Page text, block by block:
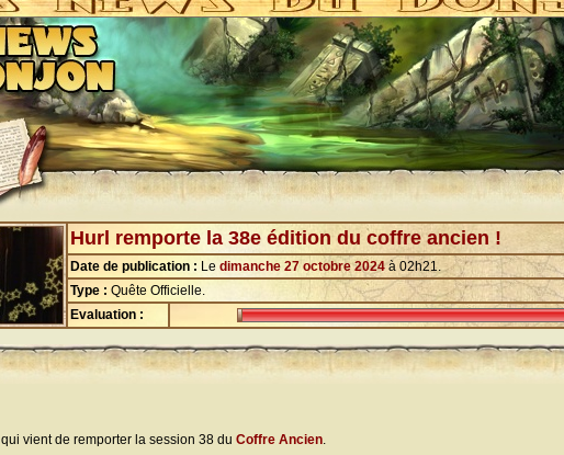
Hurl remporte la 38e édition du coffre ancien !
Date de publication : Le dimanche 27 octobre 2024à 02h21.
Type : Quête Officielle.
Evaluation :
qui vient de remporter la session 38 du Coffre Ancien.